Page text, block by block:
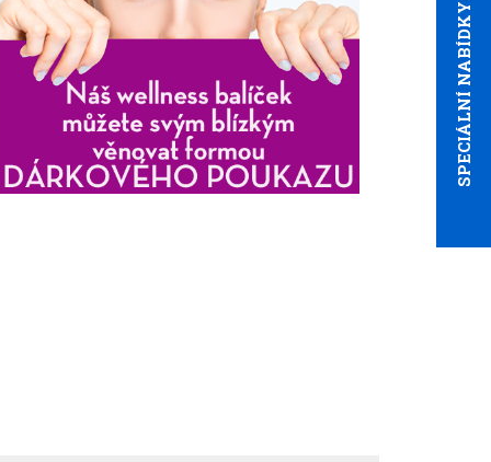
SPECIÁLNÍ NABÍDKY